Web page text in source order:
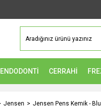
ENDODONTİ CERRAHİ
Jensen Jensen Pens Kemik -